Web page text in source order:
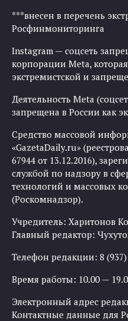
***внесен в перечень
Росфинмониторинга
Instagram — соцсеть
корпорации Meta,
экстремистской и
Деятельность Meta
запрещена в России как
Средство массовой
«GazetaDaily.ru»
67944 от 13.12.2016),
службой по надзору в
технологий и массовых
(Роскомнадзор).
Учредитель: Харитонов
Главный редактор:
Телефон редакции: 8 (937)
Время работы: 10.00 —
Электронный адрес
Контактные данные для